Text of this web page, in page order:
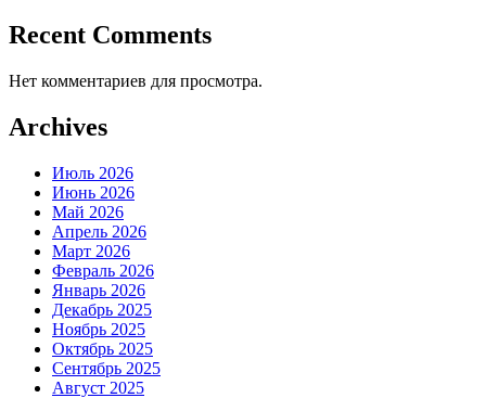
Recent Comments
Нет комментариев для просмотра.
Archives
Июль 2026
Июнь 2026
Май 2026
Апрель 2026
Март 2026
Февраль 2026
Январь 2026
Декабрь 2025
Ноябрь 2025
Октябрь 2025
Сентябрь 2025
Август 2025